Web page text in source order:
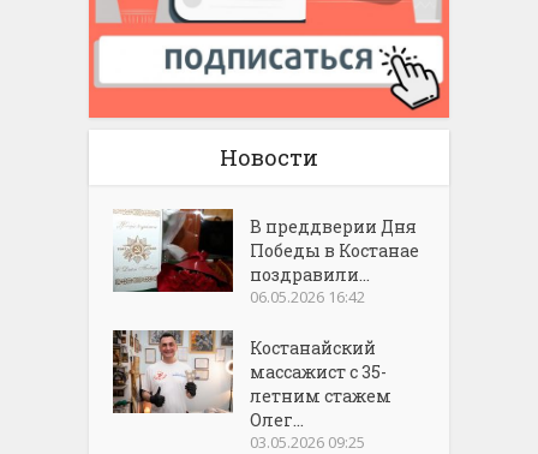
Новости
В преддверии Дня
Победы в Костанае
поздравили...
06.05.2026 16:42
Костанайский
массажист с 35-
летним стажем
Олег...
03.05.2026 09:25